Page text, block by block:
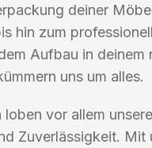
deiner
hin zum
Aufbau in deinem
uns um alles.
loben vor allem unsere
Zuverlässigkeit. Mit